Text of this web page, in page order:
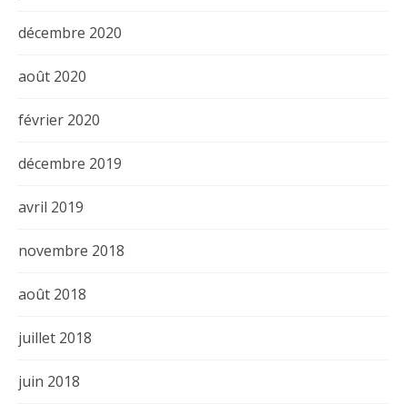
décembre 2020
août 2020
février 2020
décembre 2019
avril 2019
novembre 2018
août 2018
juillet 2018
juin 2018